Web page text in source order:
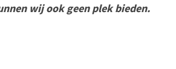
wij ook geen plek bieden.